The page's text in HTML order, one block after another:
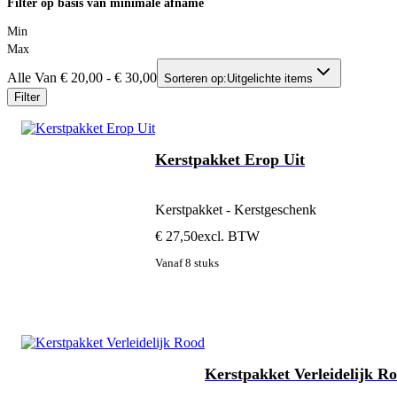
Filter op basis van minimale afname
Min
Max
Alle Van € 20,00 - € 30,00 Sorteren op:Uitgelichte items
Filter
Kerstpakket Erop Uit
Kerstpakket - Kerstgeschenk
€ 27,50excl. BTW
Vanaf 8 stuks
Kerstpakket Verleidelijk